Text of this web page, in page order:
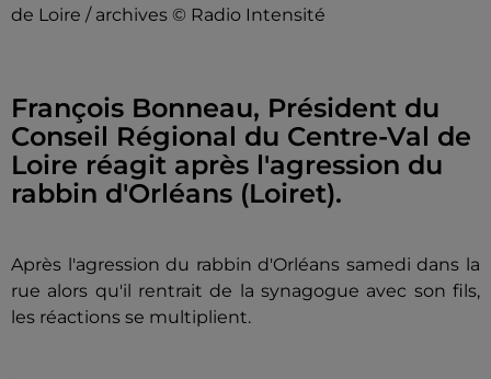
de Loire / archives © Radio Intensité
François Bonneau, Président du
Conseil Régional du Centre-Val de
Loire réagit après l'agression du
rabbin d'Orléans (Loiret).
Après l'agression du rabbin d'Orléans samedi dans la
rue alors qu'il rentrait de la synagogue avec son fils,
les réactions se multiplient.